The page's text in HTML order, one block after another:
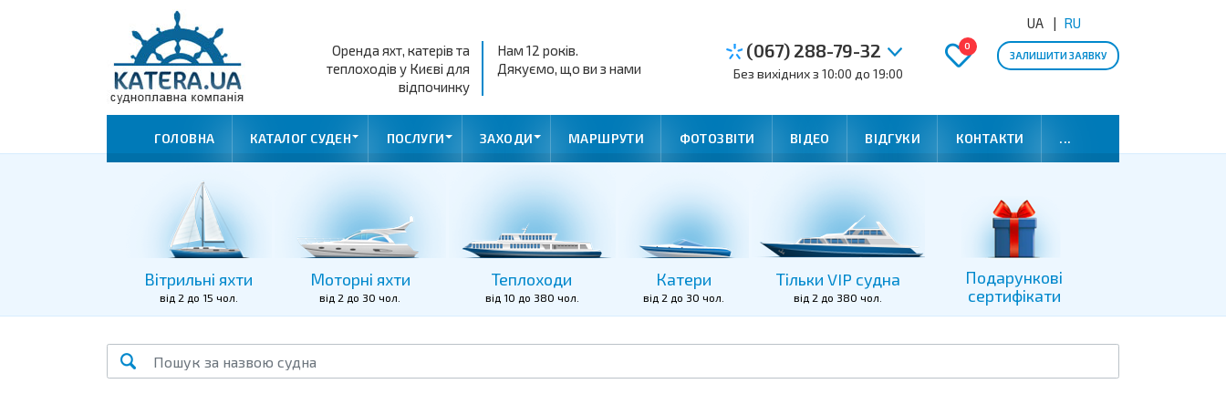
Оренда яхт, катерів та
теплоходів у Києві для
відпочинку
Нам 12 років.
Дякуємо, що ви з нами
(067) 288-79-32
Без вихідних з 10:00 до 19:00
0
UA RU
ЗАЛИШИТИ ЗАЯВКУ
ГОЛОВНА КАТАЛОГ СУДЕН ПОСЛУГИ ЗАХОДИ МАРШРУТИ ФОТОЗВІТИ ВІДЕО ВІДГУКИ КОНТАКТИ ...
Вітрильні яхти
від 2 до 15 чол.
Моторні яхти
від 2 до 30 чол.
Теплоходи
від 10 до 380 чол.
Катери
від 2 до 30 чол.
Тільки VIP судна
від 2 до 380 чол.
Подарункові
сертифікати